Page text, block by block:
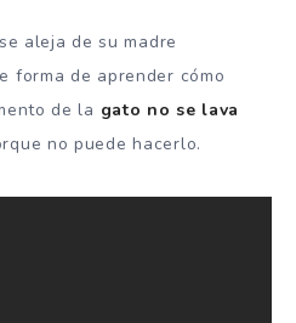
se aleja de su madre
forma de aprender cómo
de la gato no se lava
no puede hacerlo.